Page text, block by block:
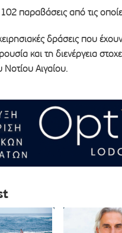
παραβάσεις από τις
δράσεις που
και τη διενέργεια
Αιγαίου.